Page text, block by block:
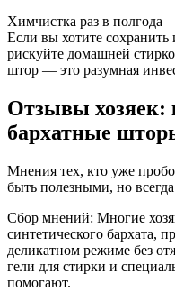
Химчистка раз в полгода
Если вы хотите
рискуйте домашней
штор — это разумная
Отзывы хозяек:
бархатные
Мнения тех, кто уже
быть полезными, но
Сбор мнений: Многие
синтетического бархата,
деликатном режиме без
гели для стирки и
помогают.